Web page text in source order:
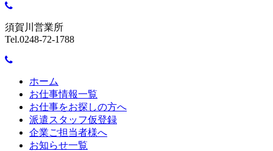
須賀川営業所
Tel.0248-72-1788
ホーム
お仕事情報一覧
お仕事をお探しの方へ
派遣スタッフ仮登録
企業ご担当者様へ
お知らせ一覧